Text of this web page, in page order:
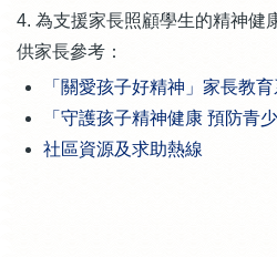
4. 為支援家長照顧學生的精神健
供家長參考：
「關愛孩子好精神」家長教
「守護孩子精神健康 預防青
社區資源及求助熱線